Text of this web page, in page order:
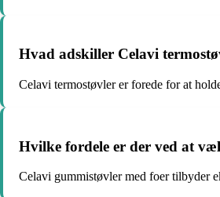
Hvad adskiller Celavi
Celavi termostøvler er forede for at
Hvilke fordele er der ved at
Celavi gummistøvler med foer tilbyder